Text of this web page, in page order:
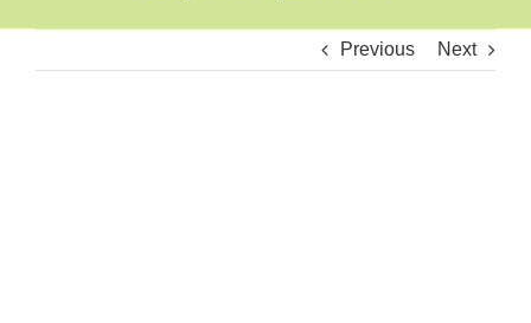
Previous Next